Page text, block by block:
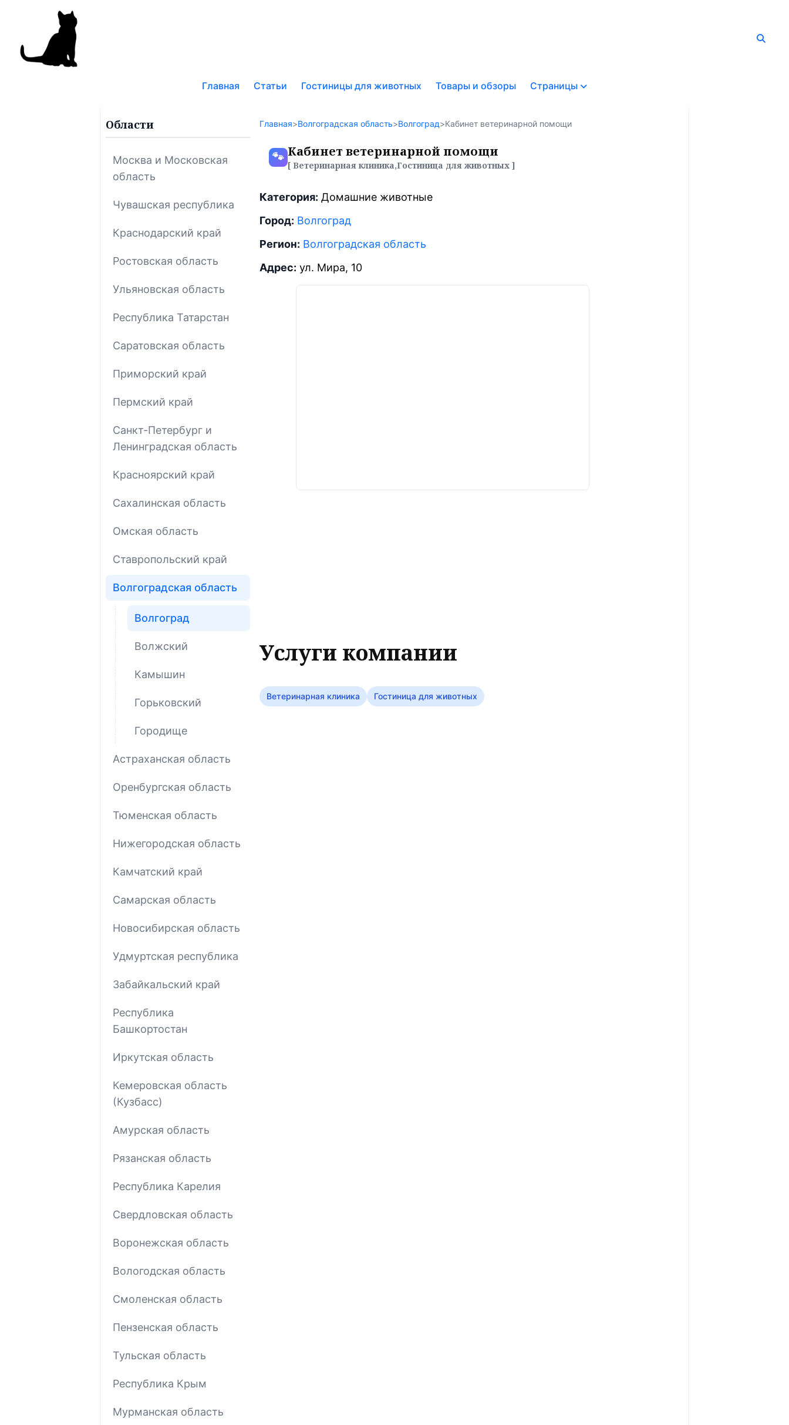
Главная Статьи Гостиницы для животных Товары и обзоры Страницы
по
Области
Москва и Московская
область
Чувашская республика
Краснодарский край
Ростовская область
Ульяновская область
Республика Татарстан
Саратовская область
Приморский край
Пермский край
Санкт-Петербург и
Ленинградская область
Красноярский край
Сахалинская область
Омская область
Ставропольский край
Волгоградская область
Волгоград
Волжский
Камышин
Горьковский
Городище
Астраханская область
Оренбургская область
Тюменская область
Нижегородская область
Камчатский край
Самарская область
Новосибирская область
Удмуртская республика
Забайкальский край
Республика
Башкортостан
Иркутская область
Кемеровская область
(Кузбасс)
Амурская область
Рязанская область
Республика Карелия
Свердловская область
Воронежская область
Вологодская область
Смоленская область
Пензенская область
Тульская область
Республика Крым
Мурманская область
Главная>Волгоградская область>Волгоград>Кабинет ветеринарной помощи
🐾 Кабинет ветеринарной помощи
[ Ветеринарная клиника,Гостиница для животных ]
Категория: Домашние животные
Город: Волгоград
Регион: Волгоградская область
Адрес: ул. Мира, 10
Услуги компании
Ветеринарная клиника Гостиница для животных